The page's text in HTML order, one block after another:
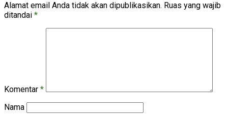
Alamat email Anda tidak akan dipublikasikan. Ruas yang wajib
ditandai *
Komentar *
Nama